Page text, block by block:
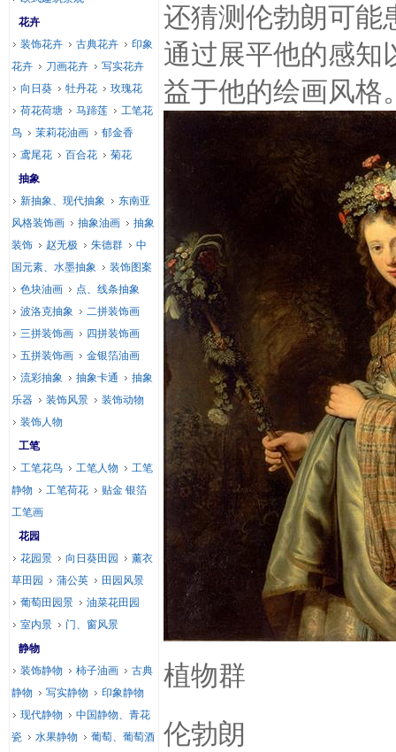
还猜测伦勃朗可能
通过展平他的感知
益于他的绘画风格
植物群
伦勃朗
花卉
装饰花卉
古典花卉
印象
花卉
刀画花卉
写实花卉
向日葵
牡丹花
玫瑰花
荷花荷塘
马蹄莲
工笔花
鸟
茉莉花油画
郁金香
鸢尾花
百合花
菊花
抽象
新抽象、现代抽象
东南亚
风格装饰画
抽象油画
抽象
装饰
赵无极 朱德群
中
国元素、水墨抽象
装饰图案
色块油画
点、线条抽象
波洛克抽象
二拼装饰画
三拼装饰画
四拼装饰画
五拼装饰画
金银箔油画
流彩抽象
抽象卡通
抽象
乐器
装饰风景
装饰动物
装饰人物
工笔
工笔花鸟
工笔人物
工笔
静物
工笔荷花
贴金 银箔
工笔画
花园
花园景
向日葵田园
薰衣
草田园
蒲公英
田园风景
葡萄田园景
油菜花田园
室内景
门、窗风景
静物
装饰静物
柿子油画
古典
静物
写实静物
印象静物
现代静物
中国静物、青花
瓷
水果静物
葡萄、葡萄酒